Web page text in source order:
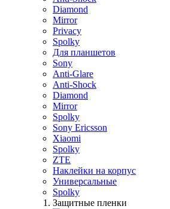
Diamond
Mirror
Privacy
Spolky
Для планшетов
Sony
Anti-Glare
Anti-Shock
Diamond
Mirror
Spolky
Sony Ericsson
Xiaomi
Spolky
ZTE
Наклейки на корпус
Универсальные
Spolky
Защитные пленки